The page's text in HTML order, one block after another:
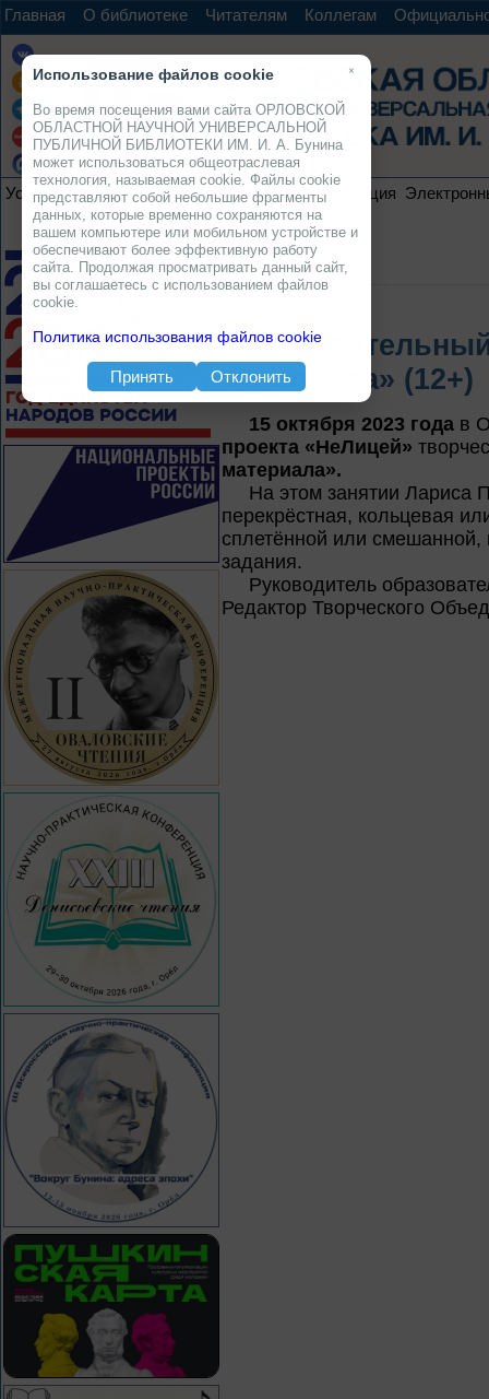
Главная О библиотеке Читателям Коллегам
Услуги Ресурсы Проекты Электронная коллекция
материала» (12+)
15 октября 2023 года в
проекта «НеЛицей»
материала».
На этом занятии Лариса
перекрёстная, кольцевая
сплетённой или
задания.
Руководитель
Редактор Творческого
×
Использование файлов cookie
Во время посещения вами сайта ОРЛОВСКОЙ
ОБЛАСТНОЙ НАУЧНОЙ УНИВЕРСАЛЬНОЙ
ПУБЛИЧНОЙ БИБЛИОТЕКИ ИМ. И. А. Бунина
может использоваться общеотраслевая
технология, называемая cookie. Файлы cookie
представляют собой небольшие фрагменты
данных, которые временно сохраняются на
вашем компьютере или мобильном устройстве и
обеспечивают более эффективную работу
сайта. Продолжая просматривать данный сайт,
вы соглашаетесь с использованием файлов
cookie.
Политика использования файлов cookie
Принять Отклонить